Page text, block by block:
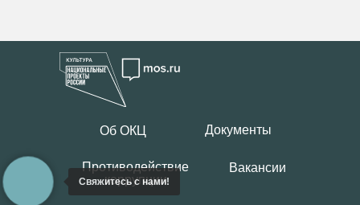
Свяжитесь с нами!
Об ОКЦ Документы
Противодействие
коррупции
Вакансии